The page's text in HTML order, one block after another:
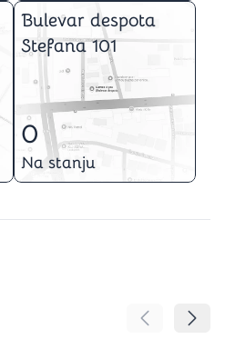
Bulevar despota
Stefana 101
0
Na stanju
Pomeranje